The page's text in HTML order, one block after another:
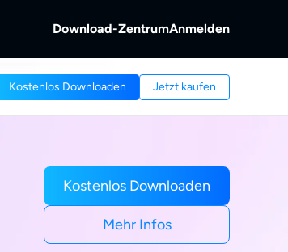
Download-ZentrumAnmelden
Kostenlos Downloaden Jetzt kaufen
Kostenlos Downloaden
Mehr Infos